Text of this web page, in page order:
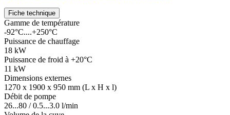
Fiche technique
Gamme de température
-92°C....+250°C
Puissance de chauffage
18 kW
Puissance de froid à +20°C
11 kW
Dimensions externes
1270 x 1900 x 950 mm (L x H x l)
Débit de pompe
26...80 / 0.5...3.0 l/min